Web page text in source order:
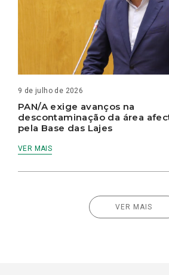
9 de julho de 2026
PAN/A exige avanços na
descontaminação da área
pela Base das Lajes
VER MAIS
VER MAIS